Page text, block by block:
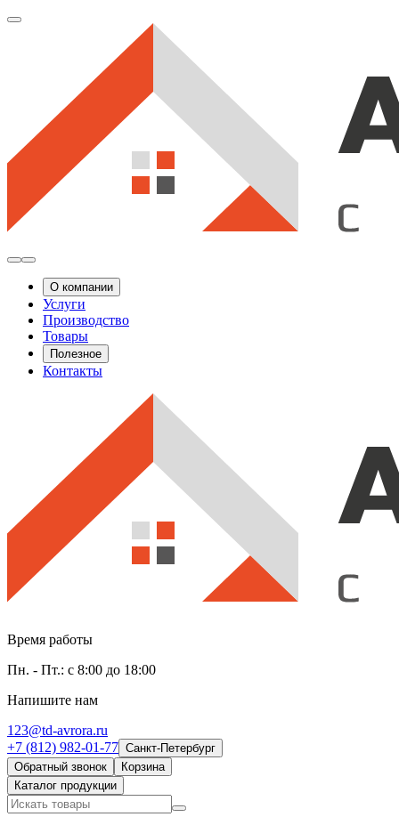
О компании
Услуги
Производство
Товары
Полезное
Контакты
Время работы
Пн. - Пт.: с 8:00 до 18:00
Напишите нам
123@td-avrora.ru
+7 (812) 982-01-77 Санкт-Петербург
Обратный звонок
Корзина
Каталог продукции